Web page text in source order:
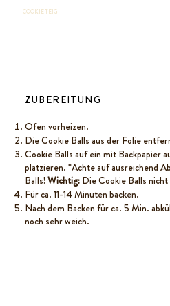
COOKIE TEIG
ZUBEREITUNG
Ofen vorheizen.
Die Cookie Balls aus der Folie
Cookie Balls auf ein mit Backpapier
platzieren. *Achte auf ausreichend
Balls! Wichtig: Die Cookie Balls
Für ca. 11-14 Minuten backen.
Nach dem Backen für ca. 5 Min.
noch sehr weich.